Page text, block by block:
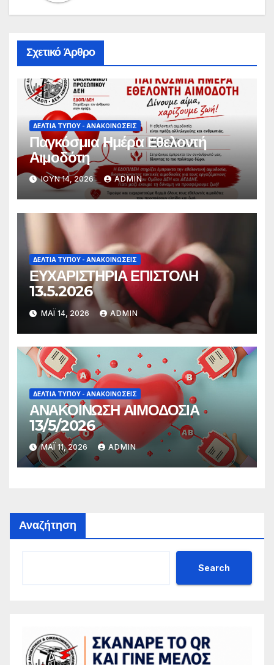
Σχετικό Άρθρο
ΔΕΛΤΊΑ ΤΎΠΟΥ - ΑΝΑΚΟΙΝΏΣΕΙΣ
Παγκόσμια Ημέρα Εθελοντή
Αιμοδότη
ΙΟΎΝ 14, 2026 ADMIN
ΔΕΛΤΊΑ ΤΎΠΟΥ - ΑΝΑΚΟΙΝΏΣΕΙΣ
ΕΥΧΑΡΙΣΤΗΡΙΑ ΕΠΙΣΤΟΛΗ
13.5.2026
ΜΆΙ 14, 2026 ADMIN
ΔΕΛΤΊΑ ΤΎΠΟΥ - ΑΝΑΚΟΙΝΏΣΕΙΣ
ΑΝΑΚΟΙΝΩΣΗ ΑΙΜΟΔΟΣΙΑ
13/5/2026
ΜΆΙ 11, 2026 ADMIN
Αναζήτηση
Search